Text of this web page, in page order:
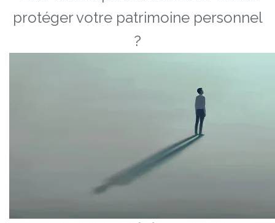
protéger votre patrimoine personnel
?